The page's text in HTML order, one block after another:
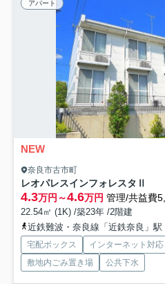
アパート
NEW
奈良市古市町
レオパレスインフォレスタⅡ
4.3万円～4.6万円 管理/共益費
22.54㎡ (1K) /築23年 /2階建
近鉄難波・奈良線「近鉄奈良」駅 バス14
宅配ボックス インターネット対応
敷地内ごみ置き場
公共下水